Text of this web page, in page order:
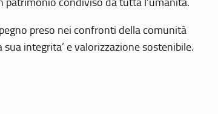
preso nei confronti della comunità
integrita’ e valorizzazione sostenibile.